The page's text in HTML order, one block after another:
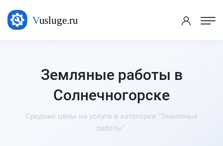
Земляные работы в
Солнечногорске
Средние цены на услуги в категории "Земляные
работы".